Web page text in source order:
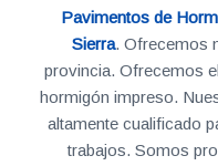
Pavimentos de
Sierra. Ofrecemos
provincia. Ofrecemos
hormigón impreso.
altamente cualificado
trabajos. Somos